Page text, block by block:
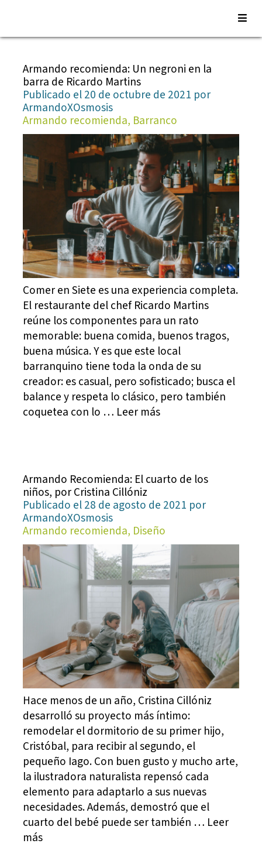
Saltar
contenidoArmando recomienda: Un negroni en la
barra de Ricardo Martins
Publicado el 20 de octubre de 2021 por
ArmandoXOsmosis
Armando recomienda, Barranco
Comer en Siete es una experiencia completa.
El restaurante del chef Ricardo Martins
reúne los componentes para un rato
memorable: buena comida, buenos tragos,
buena música. Y es que este local
barranquino tiene toda la onda de su
creador: es casual, pero sofisticado; busca el
balance y respeta lo clásico, pero también
coquetea con lo … Leer más
Armando Recomienda: El cuarto de los
niños, por Cristina Cillóniz
Publicado el 28 de agosto de 2021 por
ArmandoXOsmosis
Armando recomienda, Diseño
Hace menos de un año, Cristina Cillóniz
desarrolló su proyecto más íntimo:
remodelar el dormitorio de su primer hijo,
Cristóbal, para recibir al segundo, el
pequeño Iago. Con buen gusto y mucho arte,
la ilustradora naturalista repensó cada
elemento para adaptarlo a sus nuevas
necesidades. Además, demostró que el
cuarto del bebé puede ser también … Leer
más